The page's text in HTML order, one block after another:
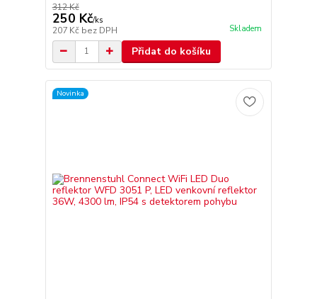
312 Kč
250 Kč/ks
207 Kč bez DPH Skladem
Přidat do košíku
Novinka